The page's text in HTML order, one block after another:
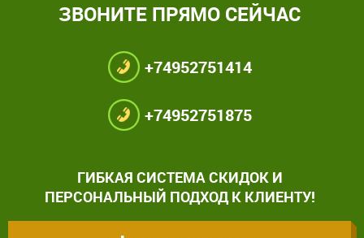
ЗВОНИТЕ ПРЯМО СЕЙЧАС
+74952751414
+74952751875
ГИБКАЯ СИСТЕМА СКИДОК И
ПЕРСОНАЛЬНЫЙ ПОДХОД К КЛИЕНТУ!